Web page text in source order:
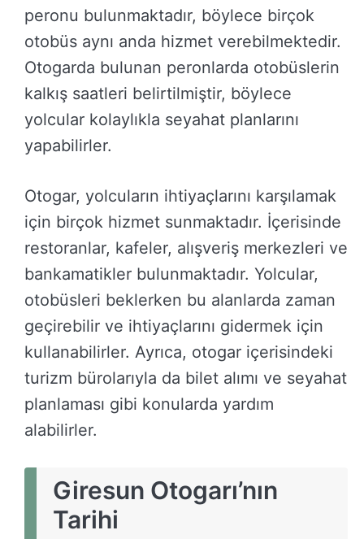
peronu bulunmaktadır, böylece birçok
otobüs aynı anda hizmet verebilmektedir.
Otogarda bulunan peronlarda otobüslerin
kalkış saatleri belirtilmiştir, böylece
yolcular kolaylıkla seyahat planlarını
yapabilirler.
Otogar, yolcuların ihtiyaçlarını karşılamak
için birçok hizmet sunmaktadır. İçerisinde
restoranlar, kafeler, alışveriş merkezleri ve
bankamatikler bulunmaktadır. Yolcular,
otobüsleri beklerken bu alanlarda zaman
geçirebilir ve ihtiyaçlarını gidermek için
kullanabilirler. Ayrıca, otogar içerisindeki
turizm bürolarıyla da bilet alımı ve seyahat
planlaması gibi konularda yardım
alabilirler.
Giresun Otogarı’nın
Tarihi